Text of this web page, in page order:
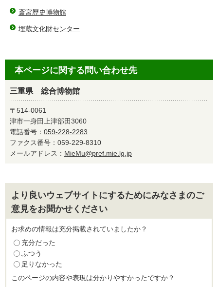
斎宮歴史博物館
埋蔵文化財センター
本ページに関する問い合わせ先
三重県 総合博物館
〒514-0061
津市一身田上津部田3060
電話番号： 059-228-2283
ファクス番号：059-229-8310
メールアドレス： MieMu@pref.mie.lg.jp
より良いウェブサイトにするためにみなさまのご
意見をお聞かせください
お求めの情報は充分掲載されていましたか？
充分だった
ふつう
足りなかった
このページの内容や表現は分かりやすかったですか？